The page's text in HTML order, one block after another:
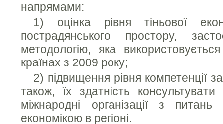
напрямами:
1) оцінка рівня тіньової
пострадянського простору,
методологію, яка
країнах з 2009 року;
2) підвищення рівня компетенції
також, їх здатність
міжнародні організації з
економікою в регіоні.